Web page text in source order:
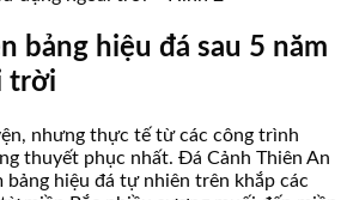
bảng hiệu đá sau 5 năm
trời
nhưng thực tế từ các công trình
thuyết phục nhất. Đá Cảnh Thiên An
bảng hiệu đá tự nhiên trên khắp các